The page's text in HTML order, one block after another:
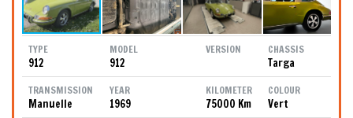
TYPE
912
MODEL
912
VERSION CHASSIS
Targa
TRANSMISSION
Manuelle
YEAR
1969
KILOMETER
75000 Km
COLOUR
Vert